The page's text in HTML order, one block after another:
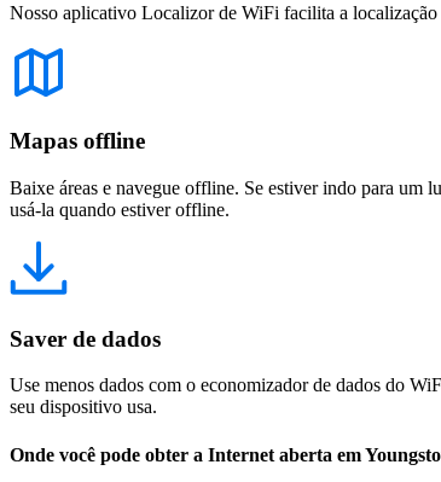
Nosso aplicativo Localizor de WiFi facilita a localização
Mapas offline
Baixe áreas e navegue offline. Se estiver indo para um
usá-la quando estiver offline.
Saver de dados
Use menos dados com o economizador de dados do
seu dispositivo usa.
Onde você pode obter a Internet aberta em